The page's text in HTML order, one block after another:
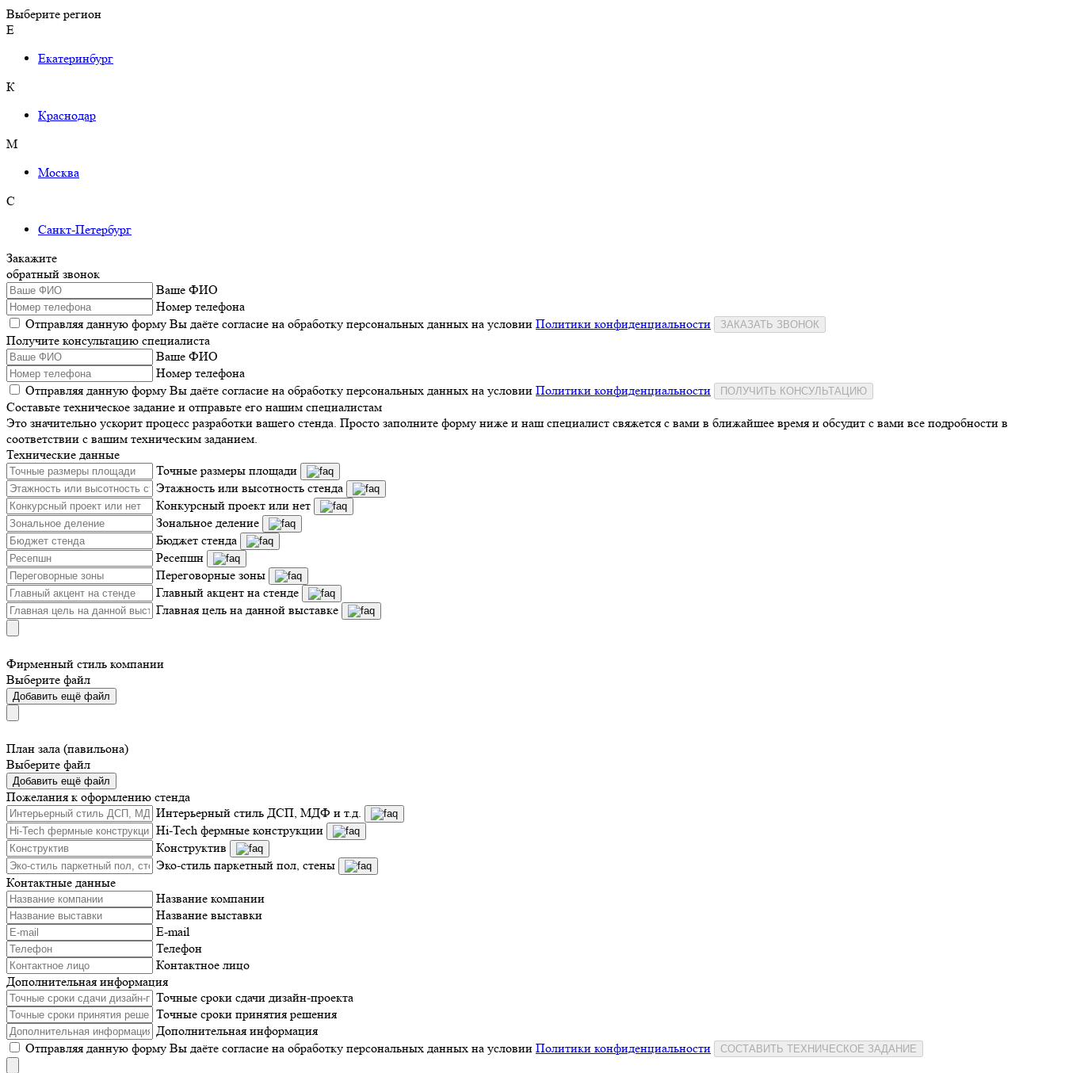
Выберите регион
Е
Екатеринбург
К
Краснодар
М
Москва
С
Санкт-Петербург
Закажите
обратный звонок
Ваше ФИО
Номер телефона
Отправляя данную форму Вы даёте согласие на обработку персональных данных на условии Политики конфиденциальности ЗАКАЗАТЬ ЗВОНОК
Получите консультацию специалиста
Ваше ФИО
Номер телефона
Отправляя данную форму Вы даёте согласие на обработку персональных данных на условии Политики конфиденциальности ПОЛУЧИТЬ КОНСУЛЬТАЦИЮ
Составьте техническое задание и отправьте его нашим специалистам
Это значительно ускорит процесс разработки вашего стенда. Просто заполните форму ниже и наш специалист свяжется с вами в ближайшее время и обсудит с вами все подробности в
соответствии с вашим техническим заданием.
Технические данные
Точные размеры площади
Этажность или высотность стенда
Конкурсный проект или нет
Зональное деление
Бюджет стенда
Ресепшн
Переговорные зоны
Главный акцент на стенде
Главная цель на данной выставке
Фирменный стиль компании
Выберите файл
Добавить ещё файл
План зала (павильона)
Выберите файл
Добавить ещё файл
Пожелания к оформлению стенда
Интерьерный стиль ДСП, МДФ и т.д.
Hi-Tech фермные конструкции
Конструктив
Эко-стиль паркетный пол, стены
Контактные данные
Название компании
Название выставки
E-mail
Телефон
Контактное лицо
Дополнительная информация
Точные сроки сдачи дизайн-проекта
Точные сроки принятия решения
Дополнительная информация
Отправляя данную форму Вы даёте согласие на обработку персональных данных на условии Политики конфиденциальности СОСТАВИТЬ ТЕХНИЧЕСКОЕ ЗАДАНИЕ